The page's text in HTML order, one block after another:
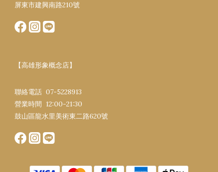
屏東市建興南路​210號
【高雄形象概念店】
聯絡電話 07-5228913
營業時間 12:00-21:30​
鼓山區龍水里美術東二路620號